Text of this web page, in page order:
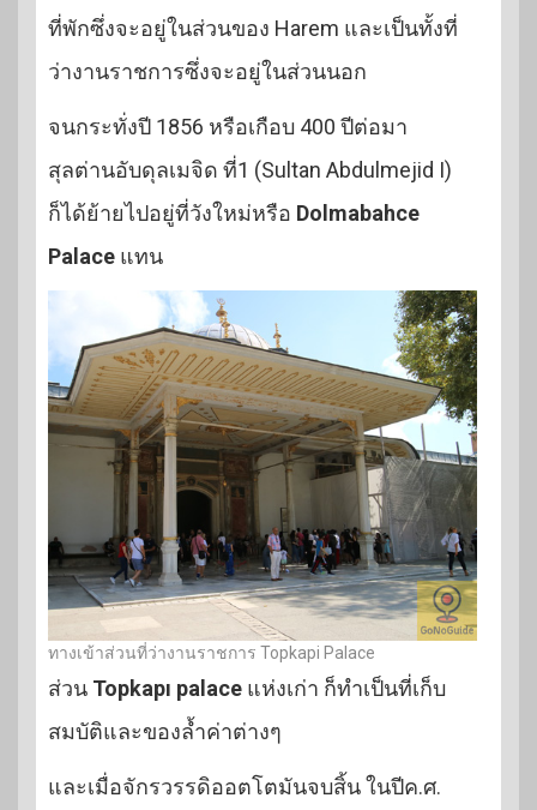
ที่พักซึ่งจะอยู่ในส่วนของ Harem และเป็นทั้งที่
ว่างานราชการซึ่งจะอยู่ในส่วนนอก
จนกระทั่งปี 1856 หรือเกือบ 400 ปีต่อมา
สุลต่านอับดุลเมจิด ที่1 (Sultan Abdulmejid I)
ก็ได้ย้ายไปอยู่ที่วังใหม่หรือ Dolmabahce
Palace แทน
ทางเข้าส่วนที่ว่างานราชการ Topkapi Palace
ส่วน Topkapı palace แห่งเก่า ก็ทำเป็นที่เก็บ
สมบัติและของล้ำค่าต่างๆ
และเมื่อจักรวรรดิออตโตมันจบสิ้น ในปีค.ศ.